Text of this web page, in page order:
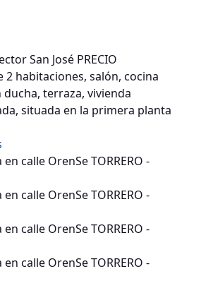
San José PRECIO
2 habitaciones, salón, cocina
terraza, vivienda
situada en la primera planta